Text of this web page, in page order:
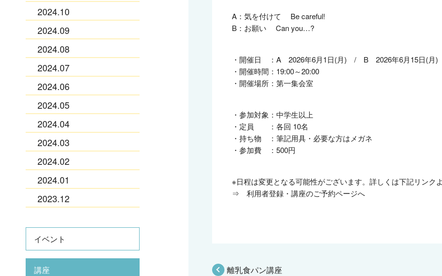
2024.10
2024.09
2024.08
2024.07
2024.06
2024.05
2024.04
2024.03
2024.02
2024.01
2023.12
イベント
講座
A：気を付けて Be careful!
B：お願い Can you…?
・開催日 ：A 2026年6月1日(月) / B 2026年6月15日(月)
・開催時間：19:00～20:00
・開催場所：第一集会室
・参加対象：中学生以上
・定員 ：各回 10名
・持ち物 ：筆記用具・必要な方はメガネ
・参加費 ：500円
※日程は変更となる可能性がございます。詳しくは下記リンク
⇒利用者登録・講座のご予約ページへ
離乳食パン講座